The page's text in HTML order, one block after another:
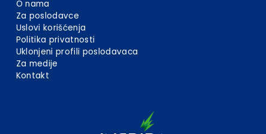
O nama
Za poslodavce
Uslovi korišćenja
Politika privatnosti
Uklonjeni profili poslodavaca
Za medije
Kontakt